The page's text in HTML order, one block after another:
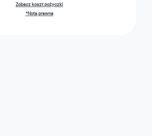
Zobacz koszt pożyczki
*Nota prawna